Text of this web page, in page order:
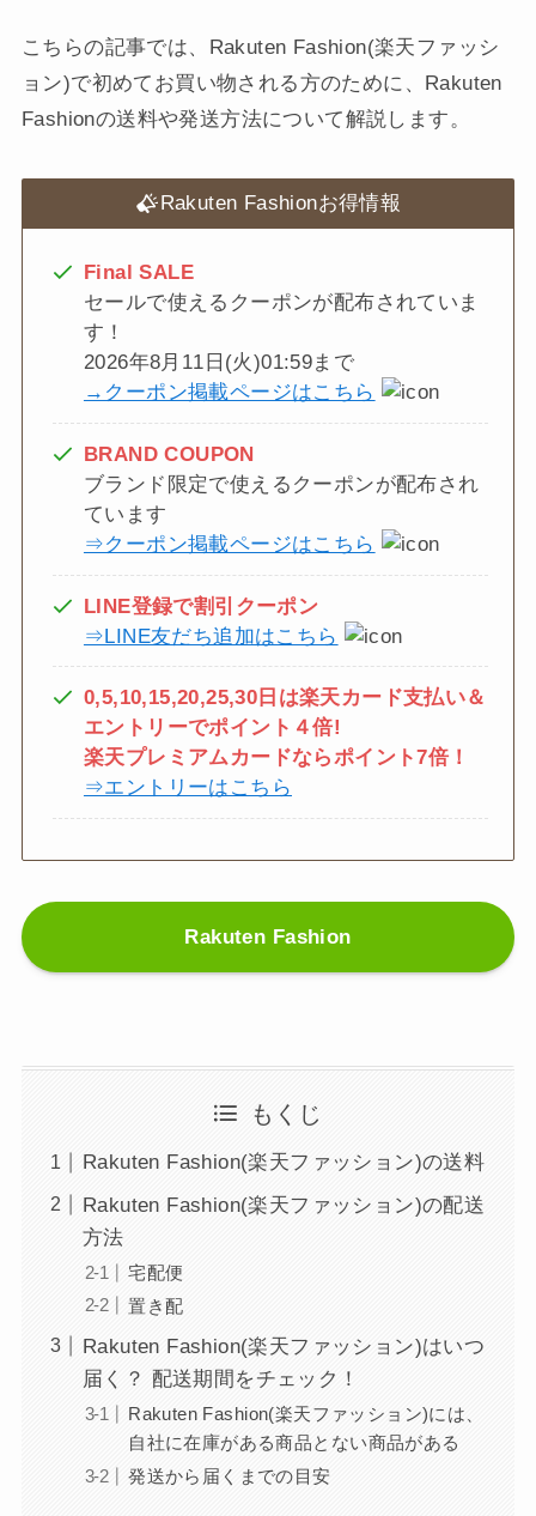
こちらの記事では、Rakuten Fashion(楽天ファッシ
ョン)で初めてお買い物される方のために、Rakuten
Fashionの送料や発送方法について解説します。
Rakuten Fashionお得情報
Final SALE
セールで使えるクーポンが配布されていま
す！
2026年8月11日(火)01:59まで
→クーポン掲載ページはこちら
BRAND COUPON
ブランド限定で使えるクーポンが配布され
ています
⇒クーポン掲載ページはこちら
LINE登録で割引クーポン
⇒LINE友だち追加はこちら
0,5,10,15,20,25,30日は楽天カード支払い＆
エントリーでポイント４倍!
楽天プレミアムカードならポイント7倍！
⇒エントリーはこちら
Rakuten Fashion
もくじ
Rakuten Fashion(楽天ファッション)の送料
Rakuten Fashion(楽天ファッション)の配送
方法
宅配便
置き配
Rakuten Fashion(楽天ファッション)はいつ
届く？ 配送期間をチェック！
Rakuten Fashion(楽天ファッション)には、
自社に在庫がある商品とない商品がある
発送から届くまでの目安